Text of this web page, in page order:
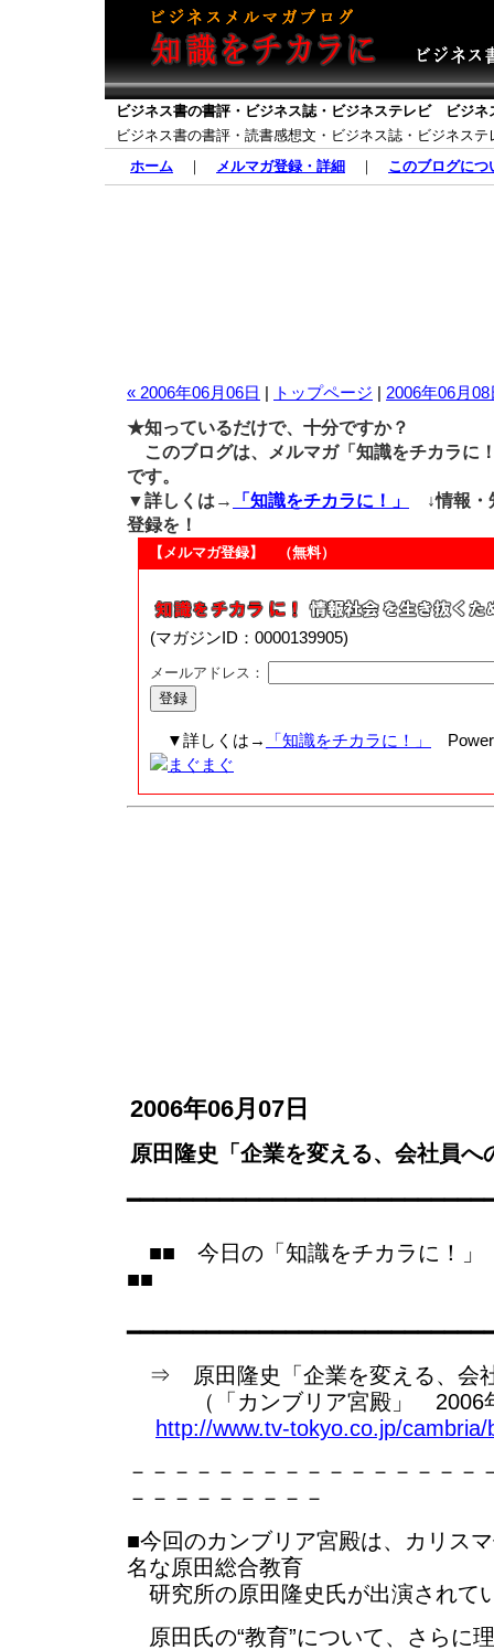
ビジネス書の書評・ビジネス誌・ビジネステレビ ビジネ
ビジネス書の書評・読書感想文・ビジネス誌・ビジネス
ホーム ｜ メルマガ登録・詳細 ｜ このブログにつ
« 2006年06月06日 | トップページ | 2006年06月08
★知っているだけで、十分ですか？
このブログは、メルマガ「知識をチカラに
です。
▼詳しくは→
「知識をチカラに！」
↓情報・
登録を！
【メルマガ登録】 （無料）
(マガジンID：0000139905)
メールアドレス：
▼詳しくは→ 「知識をチカラに！」
2006年06月07日
原田隆史「企業を変える、会社員へ
■■ 今日の「知識をチカラに！
■■
⇒ 原田隆史「企業を変える、会社
（「カンブリア宮殿」 2006年
http://www.tv-tokyo.co.jp/
－－－－－－－－－－－－－－－－
－－－－－－－－－
■今回のカンブリア宮殿は、カリス
名な原田総合教育
研究所の原田隆史氏が出演されて
原田氏の“教育”について、さらに